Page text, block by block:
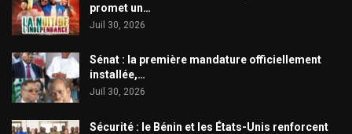
promet un…
Juil 30, 2026
Sénat : la première mandature officiellement
installée,…
Juil 30, 2026
Sécurité : le Bénin et les États-Unis renforcent